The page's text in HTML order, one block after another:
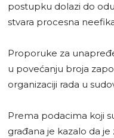
postupku dolazi do
stvara procesna
Proporuke za
u povećanju broja
organizaciji rada u
Prema podacima koji
građana je kazalo da